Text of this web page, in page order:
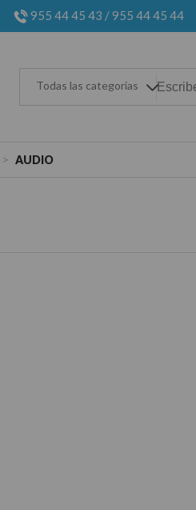
955 44 45 43 /955 44 45 44
Todas las categorias
> AUDIO